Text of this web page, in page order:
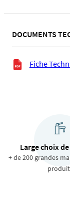
DOCUMENTS
Documents
Fiche
Large choix
+ de 200 grandes